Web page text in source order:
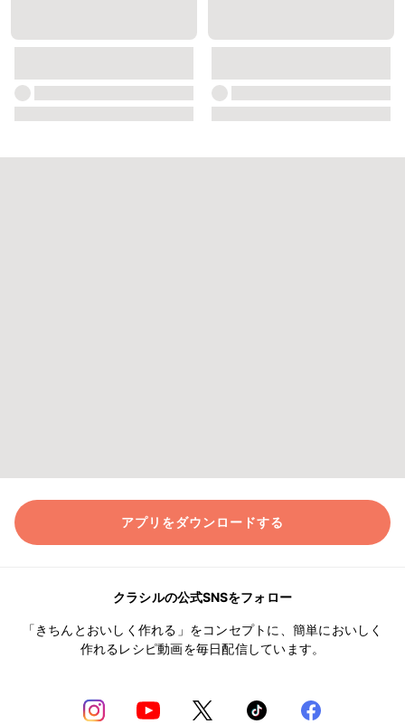
アプリをダウンロードする
クラシルの公式SNSをフォロー
「きちんとおいしく作れる」をコンセプトに、簡単においしく
作れるレシピ動画を毎日配信しています。